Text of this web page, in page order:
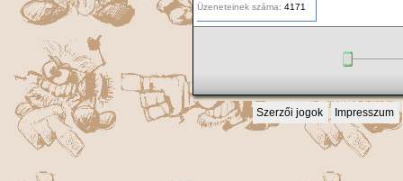
Üzeneteinek száma: 4171
Szerzői jogok Impresszum